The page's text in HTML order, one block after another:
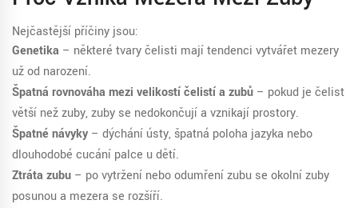
Nejčastější příčiny jsou:
Genetika – některé tvary čelisti mají tendenci vytvářet mezery
už od narození.
Špatná rovnováha mezi velikostí čelistí a zubů – pokud je čelist
větší než zuby, zuby se nedokončují a vznikají prostory.
Špatné návyky – dýchání ústy, špatná poloha jazyka nebo
dlouhodobé cucání palce u dětí.
Ztráta zubu – po vytržení nebo odumření zubu se okolní zuby
posunou a mezera se rozšíří.